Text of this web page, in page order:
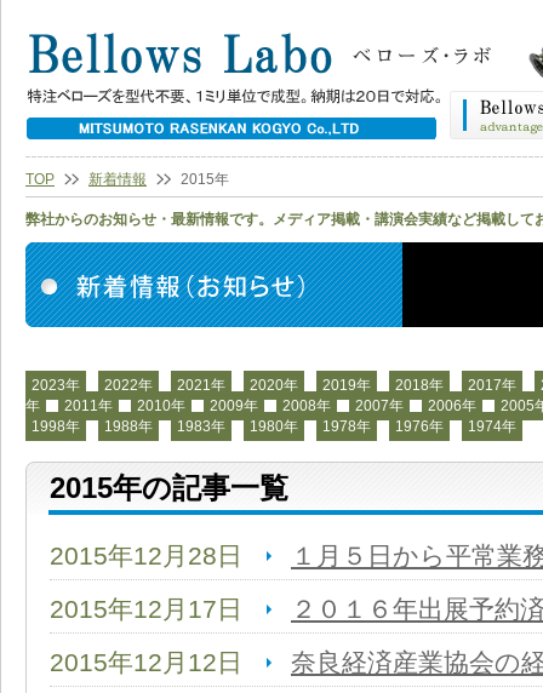
TOP 新着情報 2015年
弊社からのお知らせ・最新情報です。メディア掲載・講演会実績など掲載して
2023年 2022年 2021年 2020年 2019年 2018年 2017年
年
2011年 2010年 2009年 2008年 2007年 2006年
2005
1998年
1988年 1983年 1980年 1978年 1976年 1974年
2015年の記事一覧
2015年12月28日
１月５日から平常業
2015年12月17日
２０１６年出展予約
2015年12月12日
奈良経済産業協会の